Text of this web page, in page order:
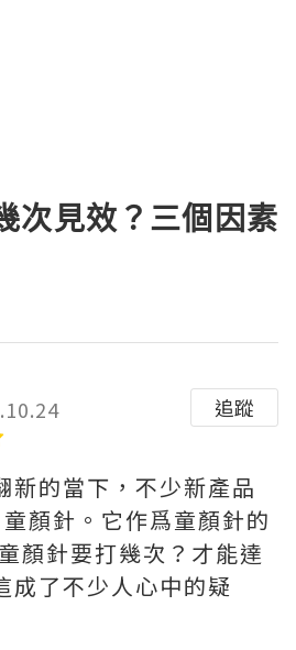
次見效？三個因素
追蹤
新的當下，不少新產品
顏針。它作爲童顏針的
顏針要打幾次？才能達
成了不少人心中的疑